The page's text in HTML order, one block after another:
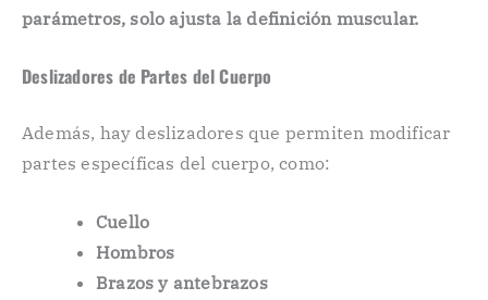
parámetros, solo ajusta la definición muscular.
Deslizadores de Partes del Cuerpo
Además, hay deslizadores que permiten modificar
partes específicas del cuerpo, como:
Cuello
Hombros
Brazos y antebrazos